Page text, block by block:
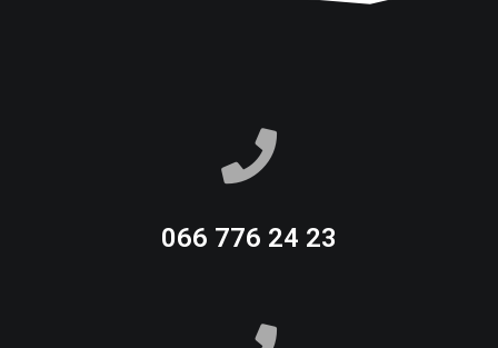
066 776 24 23